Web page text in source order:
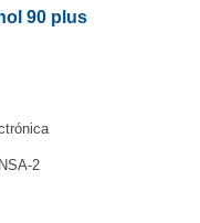
90 plus
2